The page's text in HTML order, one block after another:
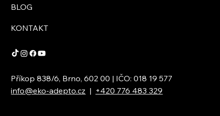
BLOG
KONTAKT
Příkop 838/6, Brno, 602 00 | IČO: 018 19 577
info@eko-adepto.cz | +420 776 483 329